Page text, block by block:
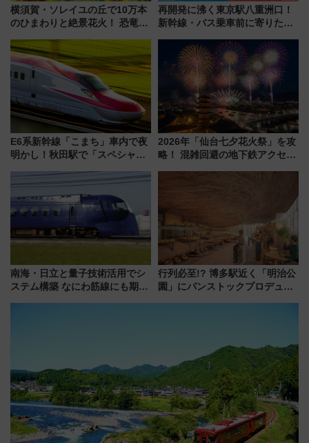
横須賀・ソレイユの丘で10万本
のひまわりと絶景花火！ 恐竜や
帰りお出かけ最新情報（2026年
7月17日～開催）
再開発に沸く東京駅八重洲口！
新幹線・バス乗車前に寄りたい
やり＆スタミナグルメ」6選【新
店舗も！】
E6系新幹線「こまち」車内で夜
明かし！秋田駅で「スペシャル
法は？
2026年「仙台七夕花火祭」を攻
略！ 混雑回避の地下鉄アクセス
南海・日立と量子技術活用でシ
ステム構築 なにわ筋線にも期待
行列必至!? 博多駅近く「明治公
園」にパンストックプロデュー